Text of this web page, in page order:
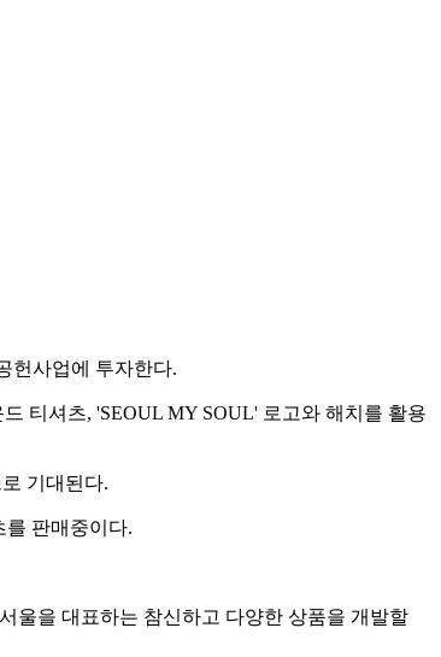
헌사업에 투자한다.
티셔츠, 'SEOUL MY SOUL' 로고와 해치를 활용
기대된다.
를 판매중이다.
울을 대표하는 참신하고 다양한 상품을 개발할